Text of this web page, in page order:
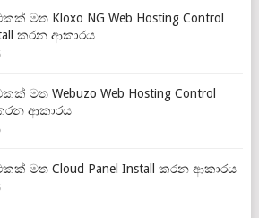
මත Kloxo NG Web Hosting Control
කරන ආකාරය
මත Webuzo Web Hosting Control
කරන ආකාරය
එකක් මත Cloud Panel Install කරන ආකාරය